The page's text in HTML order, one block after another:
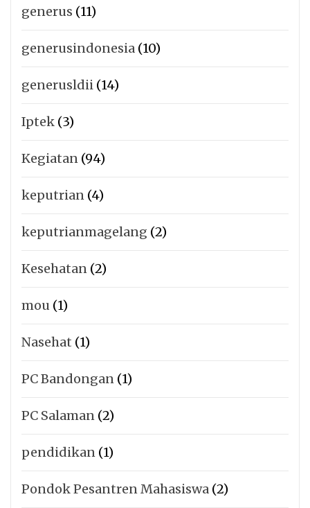
generus (11)
generusindonesia (10)
generusldii (14)
Iptek (3)
Kegiatan (94)
keputrian (4)
keputrianmagelang (2)
Kesehatan (2)
mou (1)
Nasehat (1)
PC Bandongan (1)
PC Salaman (2)
pendidikan (1)
Pondok Pesantren Mahasiswa (2)